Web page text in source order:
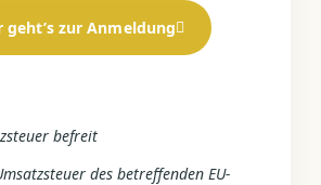
geht’s zur Anmeldung
befreit
des betreffenden EU-